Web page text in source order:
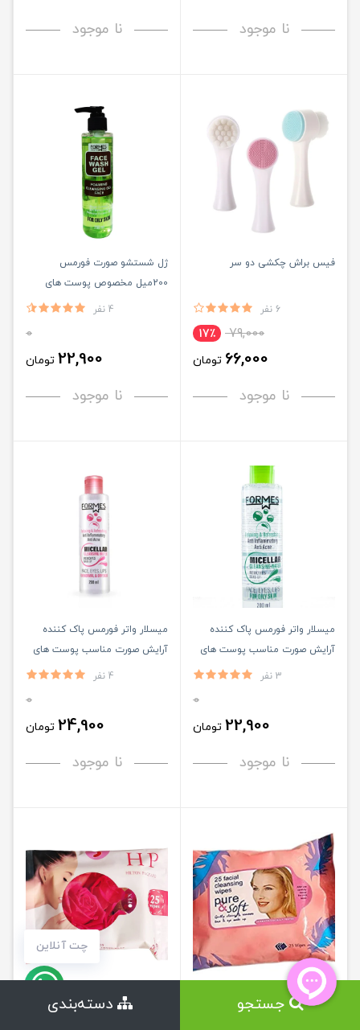
نا موجود نا موجود
فیس براش چکشی دو سر
6 نفر
79,000 17٪
66,000 تومان
نا موجود
ژل شستشو صورت فورمس
200میل مخصوص پوست های
4 نفر
0
22,900 تومان
نا موجود
میسلار واتر فورمس پاک کننده
آرایش صورت مناسب پوست های
3 نفر
0
22,900 تومان
نا موجود
میسلار واتر فورمس پاک کننده
آرایش صورت مناسب پوست های
خشک ونرمال 200 میل - FORMES4 نفر
0
24,900 تومان
نا موجود
دستمال مرطوب پیور اند سافت
چت آنلاین